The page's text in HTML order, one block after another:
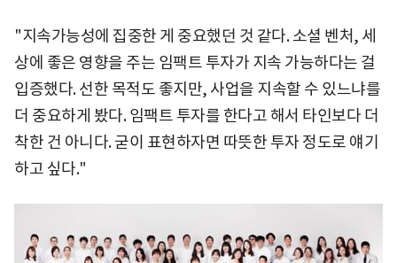
"지속가능성에 집중한 게 중요했던 것 같다. 소셜 벤처, 세
상에 좋은 영향을 주는 임팩트 투자가 지속 가능하다는 걸
입증했다. 선한 목적도 좋지만, 사업을 지속할 수 있느냐를
더 중요하게 봤다. 임팩트 투자를 한다고 해서 타인보다 더
착한 건 아니다. 굳이 표현하자면 따뜻한 투자 정도로 얘기
하고 싶다."